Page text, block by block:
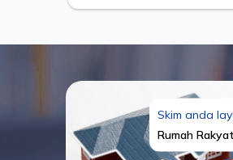
Skim anda
Rumah